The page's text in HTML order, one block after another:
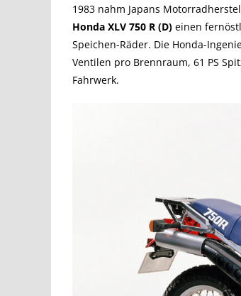
1983 nahm Japans
Honda XLV 750 R (D) einen
Speichen-Räder. Die Honda-
Ventilen pro Brennraum, 61 PS
Fahrwerk.